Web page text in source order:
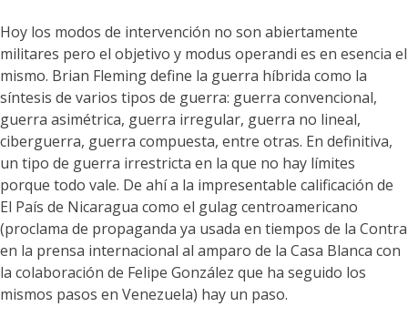
Hoy los modos de intervención no son abiertamente
militares pero el objetivo y modus operandi es en esencia el
mismo. Brian Fleming define la guerra híbrida como la
síntesis de varios tipos de guerra: guerra convencional,
guerra asimétrica, guerra irregular, guerra no lineal,
ciberguerra, guerra compuesta, entre otras. En definitiva,
un tipo de guerra irrestricta en la que no hay límites
porque todo vale. De ahí a la impresentable calificación de
El País de Nicaragua como el gulag centroamericano
(proclama de propaganda ya usada en tiempos de la Contra
en la prensa internacional al amparo de la Casa Blanca con
la colaboración de Felipe González que ha seguido los
mismos pasos en Venezuela) hay un paso.